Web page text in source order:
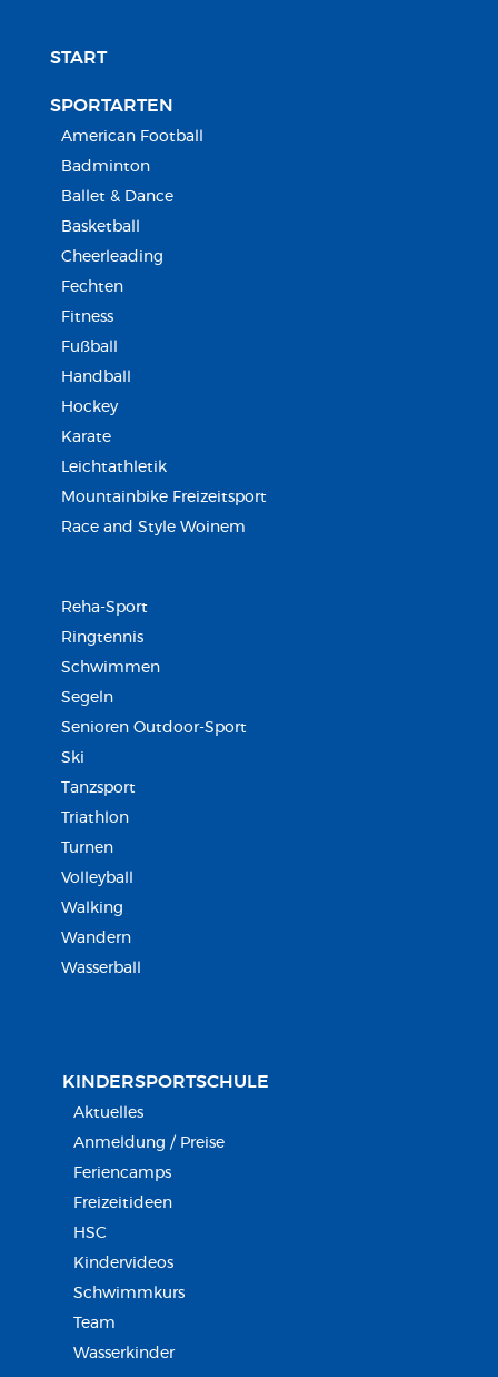
START
SPORTARTEN
American Football
Badminton
Ballet & Dance
Basketball
Cheerleading
Fechten
Fitness
Fußball
Handball
Hockey
Karate
Leichtathletik
Mountainbike Freizeitsport
Race and Style Woinem
Reha-Sport
Ringtennis
Schwimmen
Segeln
Senioren Outdoor-Sport
Ski
Tanzsport
Triathlon
Turnen
Volleyball
Walking
Wandern
Wasserball
KINDERSPORT­SCHULE
Aktuelles
Anmeldung / Preise
Feriencamps
Freizeitideen
HSC
Kindervideos
Schwimmkurs
Team
Wasserkinder